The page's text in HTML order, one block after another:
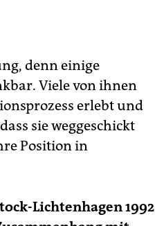
denn einige
Viele von ihnen
erlebt und
sie weggeschickt
Position in
Lichtenhagen 1992